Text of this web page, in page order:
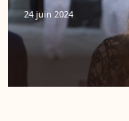
24 juin 2024